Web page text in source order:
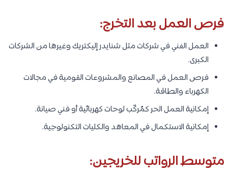
فرص العمل بعد التخرج:
العمل الفني في شركات مثل شنايدر إليكتريك وغيرها من الشركات
الكبرى.
فرص العمل في المصانع والمشروعات القومية في مجالات
الكهرباء والطاقة.
إمكانية العمل الحر كمُركّب لوحات كهربائية أو فني صيانة.
إمكانية الاستكمال في المعاهد والكليات التكنولوجية.
متوسط الرواتب للخريجين: